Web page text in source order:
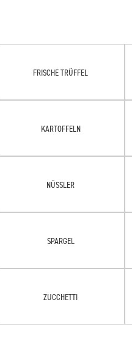
FRISCHE TRÜFFEL
KARTOFFELN
NÜSSLER
SPARGEL
ZUCCHETTI